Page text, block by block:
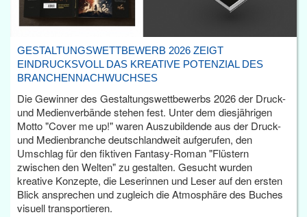
GESTALTUNGSWETTBEWERB 2026 ZEIGT
EINDRUCKSVOLL DAS KREATIVE POTENZIAL DES
BRANCHENNACHWUCHSES
Die Gewinner des Gestaltungswettbewerbs 2026 der Druck-
und Medienverbände stehen fest. Unter dem diesjährigen
Motto "Cover me up!" waren Auszubildende aus der Druck-
und Medienbranche deutschlandweit aufgerufen, den
Umschlag für den fiktiven Fantasy-Roman "Flüstern
zwischen den Welten" zu gestalten. Gesucht wurden
kreative Konzepte, die Leserinnen und Leser auf den ersten
Blick ansprechen und zugleich die Atmosphäre des Buches
visuell transportieren.